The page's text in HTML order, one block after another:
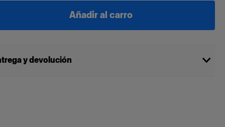
Añadir al carro
y devolución